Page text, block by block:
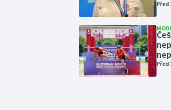
Před
Před